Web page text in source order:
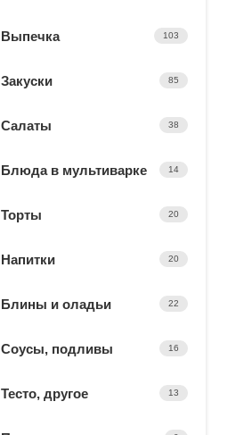
Выпечка 103
Закуски 85
Салаты 38
Блюда в мультиварке 14
Торты 20
Напитки 20
Блины и оладьи 22
Соусы, подливы 16
Тесто, другое 13